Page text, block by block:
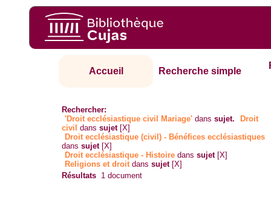
Accueil Recherche simple
Rechercher:
'Droit ecclésiastique civil Mariage' danssujet.
Droit
civil danssujet [X]
Droit ecclésiastique (civil) - Bénéfices ecclésiastiques
danssujet [X]
Droit ecclésiastique - Histoire danssujet [X]
Religions et droitdanssujet [X]
Résultats 1 document